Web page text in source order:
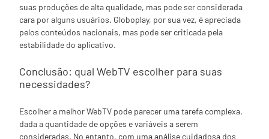
suas produções de alta qualidade, mas pode ser considerada
cara por alguns usuários. Globoplay, por sua vez, é apreciada
pelos conteúdos nacionais, mas pode ser criticada pela
estabilidade do aplicativo.
Conclusão: qual WebTV escolher para suas
necessidades?
Escolher a melhor WebTV pode parecer uma tarefa complexa,
dada a quantidade de opções e variáveis a serem
consideradas. No entanto, com uma análise cuidadosa dos